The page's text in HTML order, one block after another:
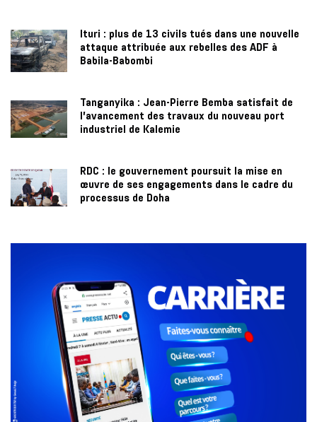
Ituri : plus de 13 civils tués dans une nouvelle
attaque attribuée aux rebelles des ADF à
Babila-Babombi
Tanganyika : Jean-Pierre Bemba satisfait de
l’avancement des travaux du nouveau port
industriel de Kalemie
RDC : le gouvernement poursuit la mise en
œuvre de ses engagements dans le cadre du
processus de Doha